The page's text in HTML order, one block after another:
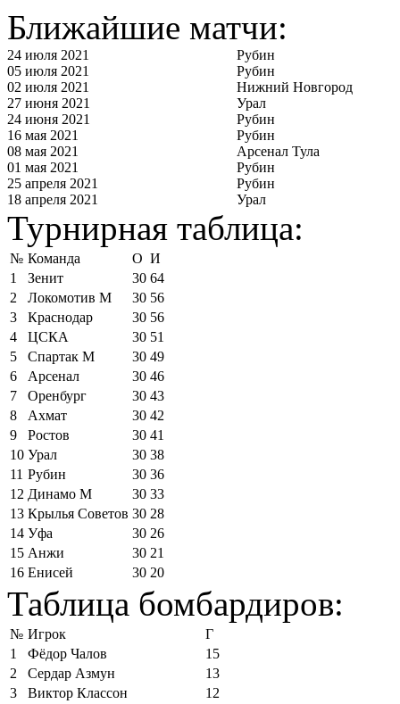
Ближайшие матчи:
24 июля 2021
Рубин
05 июля 2021
Рубин
02 июля 2021
Нижний Новгород
27 июня 2021
Урал
24 июня 2021
Рубин
16 мая 2021
Рубин
08 мая 2021
Арсенал Тула
01 мая 2021
Рубин
25 апреля 2021
Рубин
18 апреля 2021
Урал
Турнирная таблица:
№ Команда О И
1
Зенит 30 64
2
Локомотив М 30 56
3
Краснодар 30 56
4
ЦСКА 30 51
5
Спартак М 30 49
6
Арсенал 30 46
7
Оренбург 30 43
8
Ахмат 30 42
9
Ростов 30 41
10 Урал 30 38
11 Рубин 30 36
12 Динамо М 30 33
13 Крылья Советов 30 28
14 Уфа 30 26
15 Анжи 30 21
16 Енисей 30 20
Таблица бомбардиров:
№ Игрок
Г
1
Фёдор Чалов
15
2
Сердар Азмун
13
3
Виктор Классон
12